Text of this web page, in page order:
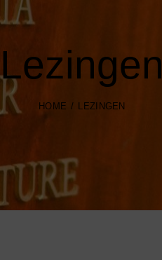
Lezingen
HOME LEZINGEN